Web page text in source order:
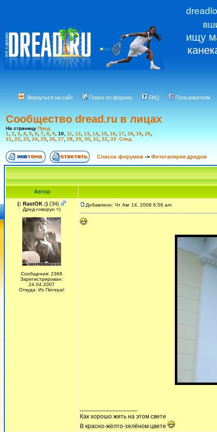
ищу
Вернуться на сайт Поиск по форуму FAQ Пользователи
Сообщество dread.ru в лицах
На страницу Пред.
1
2 3 4 5 6 7 8 9 10 11 12 13 14 15 16 17 18 19 20
21
22 23 24 25 26 27 28 29 30 31 32 33 След.
Список форумов -> Фотогалерея дредов
Автор
(: RastOK :) (34)
Дред-говорун =)
Сообщения: 2366
Зарегистрирован:
24.04.2007
Откуда: Из Питера!
Добавлено: Чт Авг 14, 2008 6:56 am
Как хорошо жить на этом свете
В красно-жёлто-зелёном цвете